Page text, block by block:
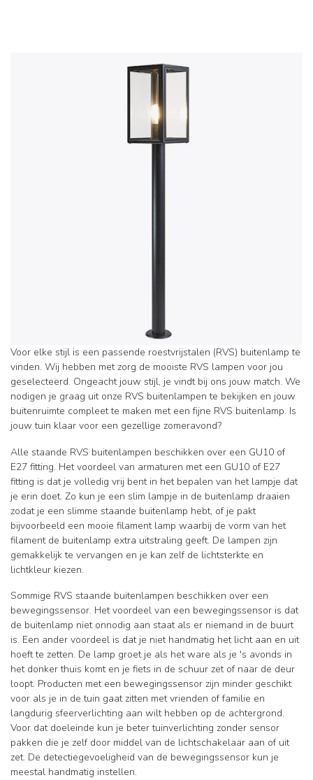
Voor elke stijl is een passende roestvrijstalen (RVS) buitenlamp te
vinden. Wij hebben met zorg de mooiste RVS lampen voor jou
geselecteerd. Ongeacht jouw stijl, je vindt bij ons jouw match. We
nodigen je graag uit onze RVS buitenlampen te bekijken en jouw
buitenruimte compleet te maken met een fijne RVS buitenlamp. Is
jouw tuin klaar voor een gezellige zomeravond?
Alle staande RVS buitenlampen beschikken over een GU10 of
E27 fitting. Het voordeel van armaturen met een GU10 of E27
fitting is dat je volledig vrij bent in het bepalen van het lampje dat
je erin doet. Zo kun je een slim lampje in de buitenlamp draaien
zodat je een slimme staande buitenlamp hebt, of je pakt
bijvoorbeeld een mooie filament lamp waarbij de vorm van het
filament de buitenlamp extra uitstraling geeft. De lampen zijn
gemakkelijk te vervangen en je kan zelf de lichtsterkte en
lichtkleur kiezen.
Sommige RVS staande buitenlampen beschikken over een
bewegingssensor. Het voordeel van een bewegingssensor is dat
de buitenlamp niet onnodig aan staat als er niemand in de buurt
is. Een ander voordeel is dat je niet handmatig het licht aan en uit
hoeft te zetten. De lamp groet je als het ware als je 's avonds in
het donker thuis komt en je fiets in de schuur zet of naar de deur
loopt. Producten met een bewegingssensor zijn minder geschikt
voor als je in de tuin gaat zitten met vrienden of familie en
langdurig sfeerverlichting aan wilt hebben op de achtergrond.
Voor dat doeleinde kun je beter tuinverlichting zonder sensor
pakken die je zelf door middel van de lichtschakelaar aan of uit
zet. De detectiegevoeligheid van de bewegingssensor kun je
meestal handmatig instellen.